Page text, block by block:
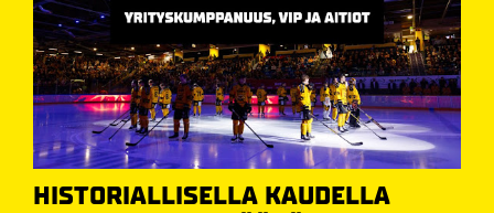
HISTORIALLISELLA KAUDELLA